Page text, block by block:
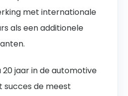
met internationale
als een additionele
20 jaar in de automotive
de meest